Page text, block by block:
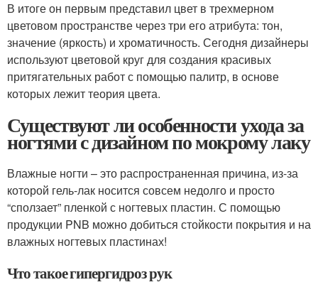
В итоге он первым представил цвет в трехмерном
цветовом пространстве через три его атрибута: тон,
значение (яркость) и хроматичность. Сегодня дизайнеры
используют цветовой круг для создания красивых
притягательных работ с помощью палитр, в основе
которых лежит теория цвета.
Существуют ли особенности ухода за
ногтями с дизайном по мокрому лаку
Влажные ногти – это распространенная причина, из-за
которой гель-лак носится совсем недолго и просто
“сползает” пленкой с ногтевых пластин. С помощью
продукции PNB можно добиться стойкости покрытия и на
влажных ногтевых пластинах!
Что такое гипергидроз рук